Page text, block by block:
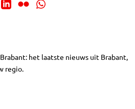
het laatste nieuws uit Brabant,
regio.